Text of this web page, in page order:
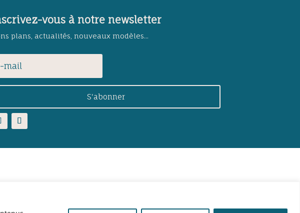
vous à notre newsletter
plans, actualités, nouveaux modèles...
S'abonner